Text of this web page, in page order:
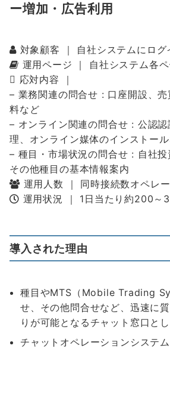
ー増加・広告利用
対象顧客 ｜ 自社システムにログ
運用ページ ｜ 自社システム各
応対内容 ｜
– 業務関連の問合せ : 口座開設、
料など
– オンライン関連の問合せ : 公認認
理、オンライン媒体のインストー
– 種目・市場状況の問合せ : 自社投
その他種目の基本情報案内
運用人数 ｜ 同時接続数オペレ
運用状況 ｜ 1日当たり約200～
導入された理由
種目やMTS（Mobile Trading
せ、その他問合せなど、迅速に
りが可能となるチャット窓口と
チャットオペレーションシステ